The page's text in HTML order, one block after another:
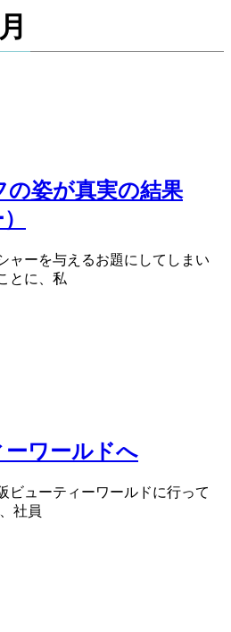
姿が真実の結果
ャーを与えるお題にしてしまい
とに、私
ワールドへ
ビューティーワールドに行って
社員